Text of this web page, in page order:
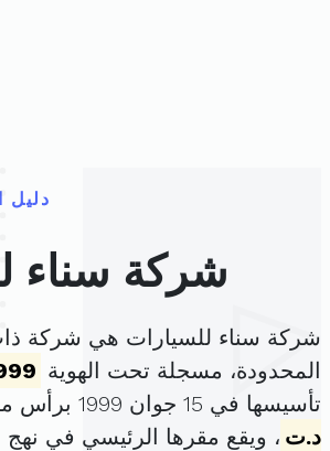
دليل
شركة سناء
شركة سناء للسيارات هي شركة
المحدودة، مسجلة تحت الهوية
تأسيسها في 15 جوان 1999 برأس مال قدره
د.ت ، ويقع مقرها الرئيسي في